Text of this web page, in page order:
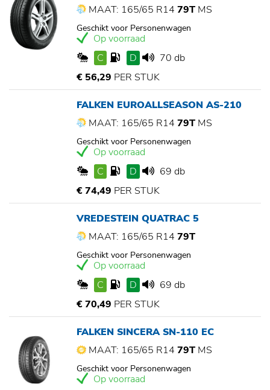
MAAT: 165/65 R14 79T MS
Geschikt voor Personenwagen
Op voorraad
C
D
70 db
€ 56,29 PER STUK
FALKEN EUROALLSEASON AS-210
MAAT: 165/65 R14 79T MS
Geschikt voor Personenwagen
Op voorraad
C
D
69 db
€ 74,49 PER STUK
VREDESTEIN QUATRAC 5
MAAT: 165/65 R14 79T
Geschikt voor Personenwagen
Op voorraad
C
D
69 db
€ 70,49 PER STUK
FALKEN SINCERA SN-110 EC
MAAT: 165/65 R14 79T MS
Geschikt voor Personenwagen
Op voorraad